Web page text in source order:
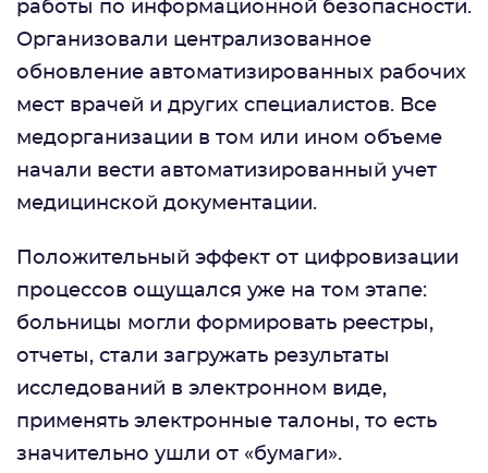
работы по информационной безопасности.
Организовали централизованное
обновление автоматизированных рабочих
мест врачей и других специалистов. Все
медорганизации в том или ином объеме
начали вести автоматизированный учет
медицинской документации.
Положительный эффект от цифровизации
процессов ощущался уже на том этапе:
больницы могли формировать реестры,
отчеты, стали загружать результаты
исследований в электронном виде,
применять электронные талоны, то есть
значительно ушли от «бумаги».